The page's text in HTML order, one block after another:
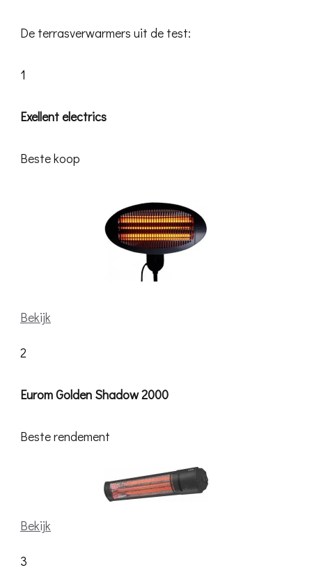
De terrasverwarmers uit de test:
1
Exellent electrics
Beste koop
Bekijk
2
Eurom Golden Shadow 2000
Beste rendement
Bekijk
3